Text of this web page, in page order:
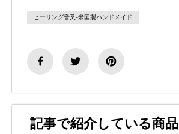
ヒーリング音叉-米国製ハンドメイド
記事で紹介している商品